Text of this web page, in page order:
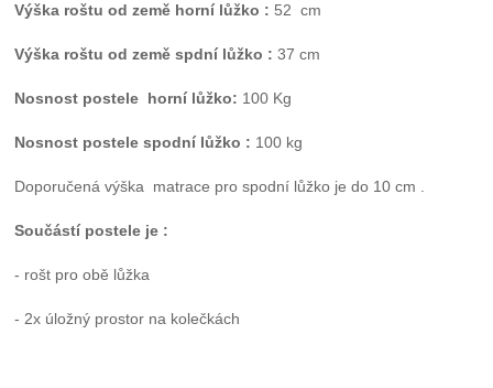
Výška roštu od země horní lůžko : 52 cm
Výška roštu od země spdní lůžko : 37 cm
Nosnost postele horní lůžko: 100 Kg
Nosnost postele spodní lůžko : 100 kg
Doporučená výška matrace pro spodní lůžko je do 10 cm .
Součástí postele je :
- rošt pro obě lůžka
- 2x úložný prostor na kolečkách